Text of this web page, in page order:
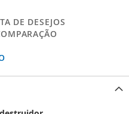
DE DESEJOS